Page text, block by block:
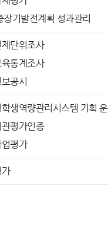
장기발전계획 성과관리
제단위조사
육통계조사
공시
생역량관리시스템 기획
평가인증
평가